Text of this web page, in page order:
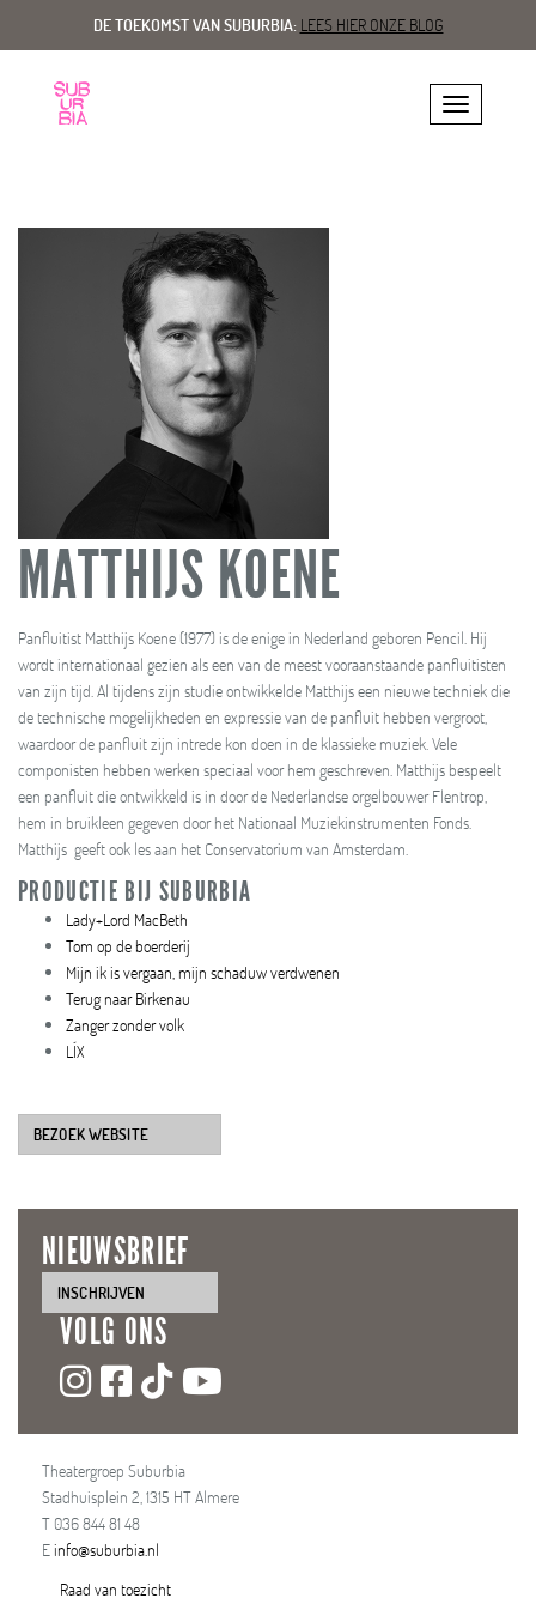
DE TOEKOMST VAN SUBURBIA: LEES HIER ONZE BLOG
Toggle
MATTHIJS KOENE
Panfluitist Matthijs Koene (1977) is de enige in Nederland geboren Pencil. Hij
wordt internationaal gezien als een van de meest vooraanstaande panfluitisten
van zijn tijd. Al tijdens zijn studie ontwikkelde Matthijs een nieuwe techniek die
de technische mogelijkheden en expressie van de panfluit hebben vergroot,
waardoor de panfluit zijn intrede kon doen in de klassieke muziek. Vele
componisten hebben werken speciaal voor hem geschreven. Matthijs bespeelt
een panfluit die ontwikkeld is in door de Nederlandse orgelbouwer Flentrop,
hem in bruikleen gegeven door het Nationaal Muziekinstrumenten Fonds.
Matthijs geeft ook les aan het Conservatorium van Amsterdam.
PRODUCTIE BIJ SUBURBIA
Lady+Lord MacBeth
Tom op de boerderij
Mijn ik is vergaan, mijn schaduw verdwenen
Terug naar Birkenau
Zanger zonder volk
LÍX
BEZOEK WEBSITE
NIEUWSBRIEF
INSCHRIJVEN
VOLG ONS
Theatergroep Suburbia
Stadhuisplein 2, 1315 HT Almere
T 036 844 81 48
Einfo@suburbia.nl
Raad van toezicht